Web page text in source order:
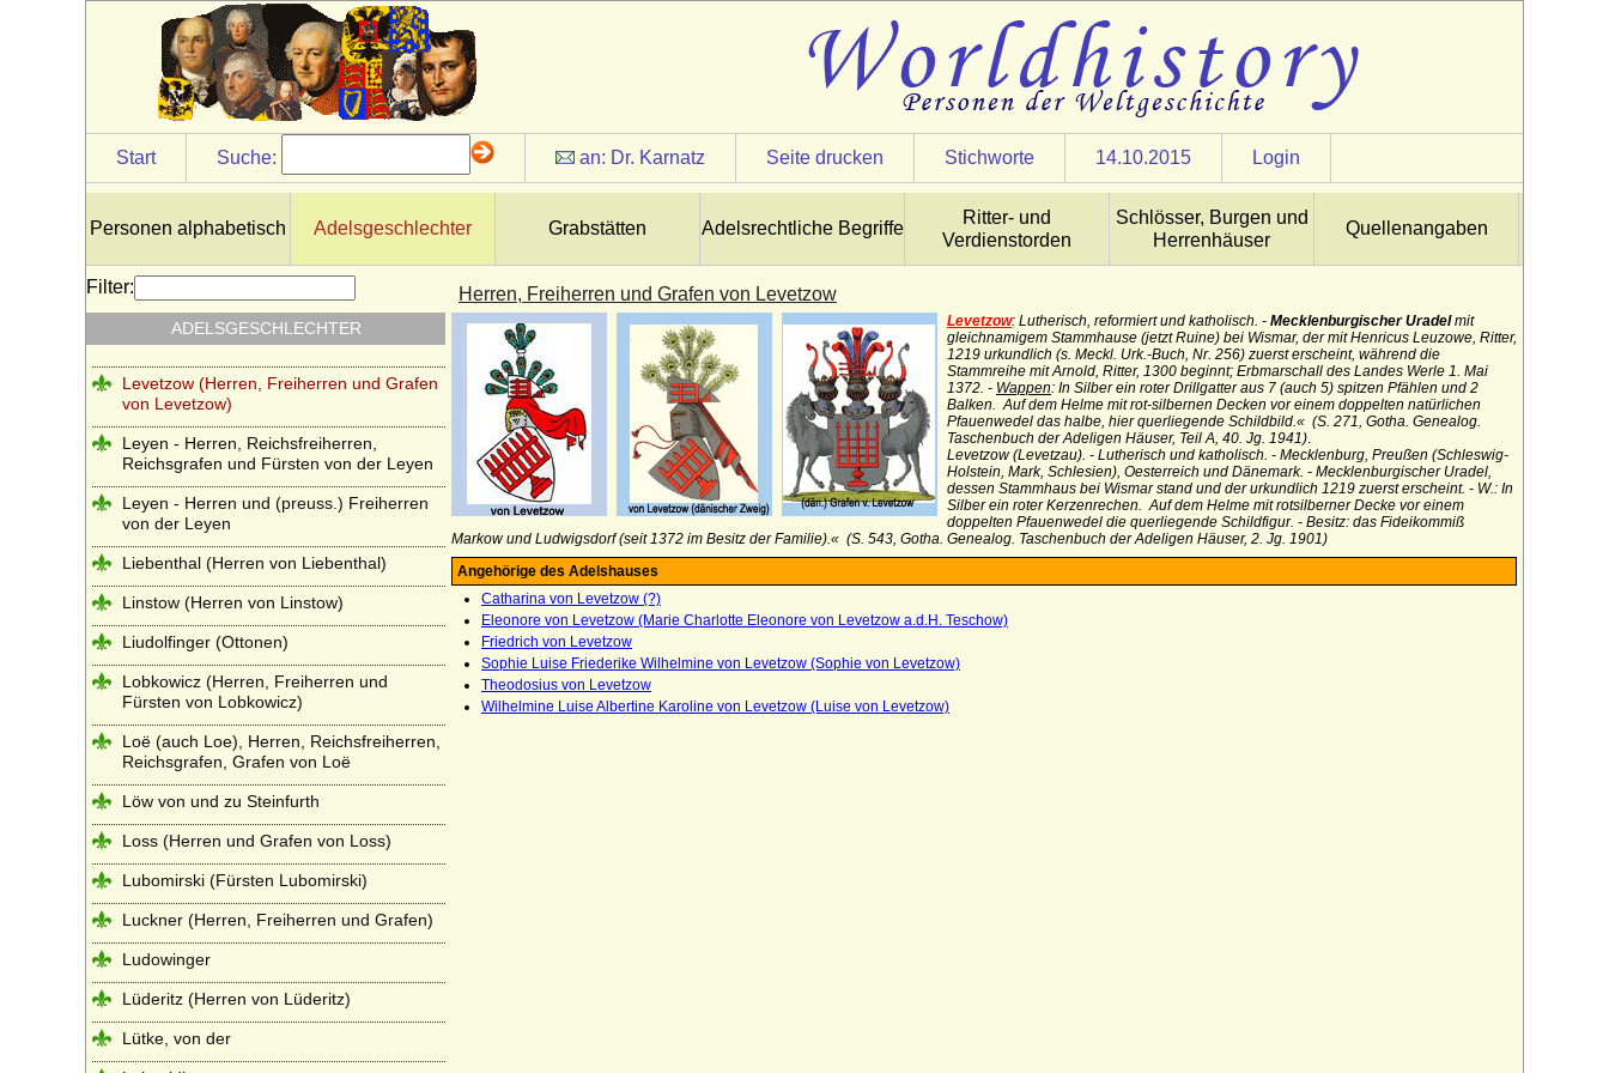
Start Suche: an: Dr. Karnatz Seite drucken Stichworte 14.10.2015 Login
Personen alphabetisch Adelsgeschlechter Grabstätten Adelsrechtliche Begriffe
Ritter- und
Verdienstorden
Schlösser, Burgen und
Herrenhäuser
Quellenangaben
Herren, Freiherren und Grafen von Levetzow
Levetzow: Lutherisch, reformiert und katholisch. - Mecklenburgischer Uradelmit
gleichnamigem Stammhause (jetzt Ruine) bei Wismar, der mit Henricus Leuzowe, Ritter,
1219 urkundlich (s. Meckl. Urk.-Buch, Nr. 256) zuerst erscheint, während die
Stammreihe mit Arnold, Ritter, 1300 beginnt; Erbmarschall des Landes Werle 1. Mai
1372. - Wappen: In Silber ein roter Drillgatter aus 7 (auch 5) spitzen Pfählen und 2
Balken. Auf dem Helme mit rot-silbernen Decken vor einem doppelten natürlichen
Pfauenwedel das halbe, hier querliegende Schildbild.« (S. 271, Gotha. Genealog.
Taschenbuch der Adeligen Häuser, Teil A, 40. Jg. 1941).
Levetzow (Levetzau). - Lutherisch und katholisch. - Mecklenburg, Preußen (Schleswig-
Holstein, Mark, Schlesien), Oesterreich und Dänemark. - Mecklenburgischer Uradel,
dessen Stammhaus bei Wismar stand und der urkundlich 1219 zuerst erscheint. - W.: In
Silber ein roter Kerzenrechen. Auf dem Helme mit rotsilberner Decke vor einem
doppelten Pfauenwedel die querliegende Schildfigur. - Besitz: das Fideikommiß
Markow und Ludwigsdorf (seit 1372 im Besitz der Familie).« (S. 543, Gotha. Genealog. Taschenbuch der Adeligen Häuser, 2. Jg. 1901)
Angehörige des Adelshauses
Catharina von Levetzow (?)
Eleonore von Levetzow (Marie Charlotte Eleonore von Levetzow a.d.H. Teschow)
Friedrich von Levetzow
Sophie Luise Friederike Wilhelmine von Levetzow (Sophie von Levetzow)
Theodosius von Levetzow
Wilhelmine Luise Albertine Karoline von Levetzow (Luise von Levetzow)
Filter:
ADELSGESCHLECHTER
Lehndorff (Reichsgrafen von Lehndorff,
preuss. Grafen von Lehndorff)
Lehwaldt (Herren von Lehwaldt)
Lengheim (Freiherren und Grafen von
Lepel (Freiherren und Grafen von Lepel)
Leslie (Adelsfamilie Leslie, Clan Leslie,
Grafen von Leslie)
Lestwitz (Herren und Freiherren von
Lestwitz)
Lettow-Vorbeck
Levetzow (Herren, Freiherren und Grafen
von Levetzow)
Leyen - Herren, Reichsfreiherren,
Reichsgrafen und Fürsten von der Leyen
Leyen - Herren und (preuss.) Freiherren
von der Leyen
Liebenthal (Herren von Liebenthal)
Linstow (Herren von Linstow)
Liudolfinger (Ottonen)
Lobkowicz (Herren, Freiherren und
Fürsten von Lobkowicz)
Loë (auch Loe), Herren, Reichsfreiherren,
Reichsgrafen, Grafen von Loë
Löw von und zu Steinfurth
Loss (Herren und Grafen von Loss)
Lubomirski (Fürsten Lubomirski)
Luckner (Herren, Freiherren und Grafen)
Ludowinger
Lüderitz (Herren von Lüderitz)
Lütke, von der